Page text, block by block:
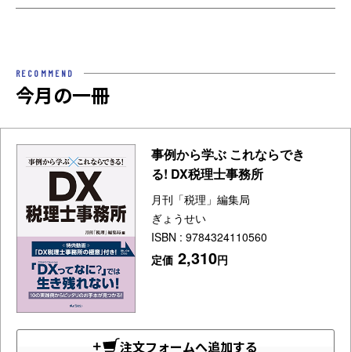
RECOMMEND
今月の一冊
事例から学ぶ これならでき
る! DX税理士事務所
月刊「税理」編集局
ぎょうせい
ISBN : 9784324110560
定価2,310円
注文フォームへ追加する